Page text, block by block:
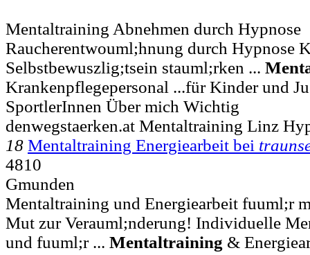
Mentaltraining Abnehmen durch Hypnose
Raucherentwouml;hnung durch Hypnose
Selbstbewuszlig;tsein stauml;rken ...
Krankenpflegepersonal ...für Kinder und
SportlerInnen Über mich Wichtig
denwegstaerken.at Mentaltraining Linz
18 Mentaltraining Energiearbeit bei
4810
Gmunden
Mentaltraining und Energiearbeit fuuml;r
Mut zur Verauml;nderung! Individuelle
und fuuml;r ... Mentaltraining &